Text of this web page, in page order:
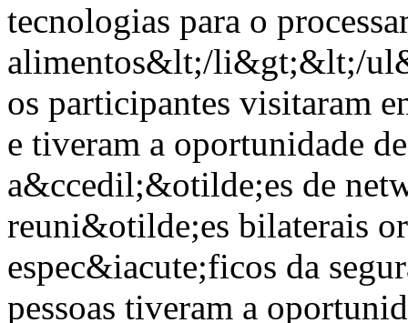
tecnologias para o
alimentos&lt;/li&gt;&lt;/
os participantes visitaram
e tiveram a oportunidade
a&ccedil;&otilde;es de
reuni&otilde;es bilaterais
espec&iacute;ficos da
pessoas tiveram a